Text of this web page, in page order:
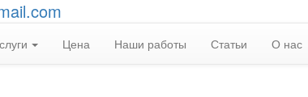
Цена Наши работы Статьи О нас